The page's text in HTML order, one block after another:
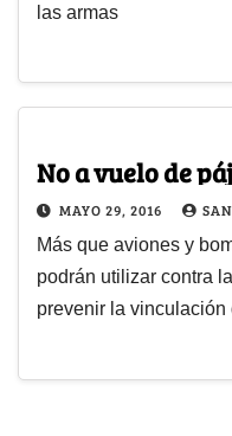
las armas
No a vuelo de
MAYO 29, 2016
Más que aviones y
podrán utilizar contra
prevenir la